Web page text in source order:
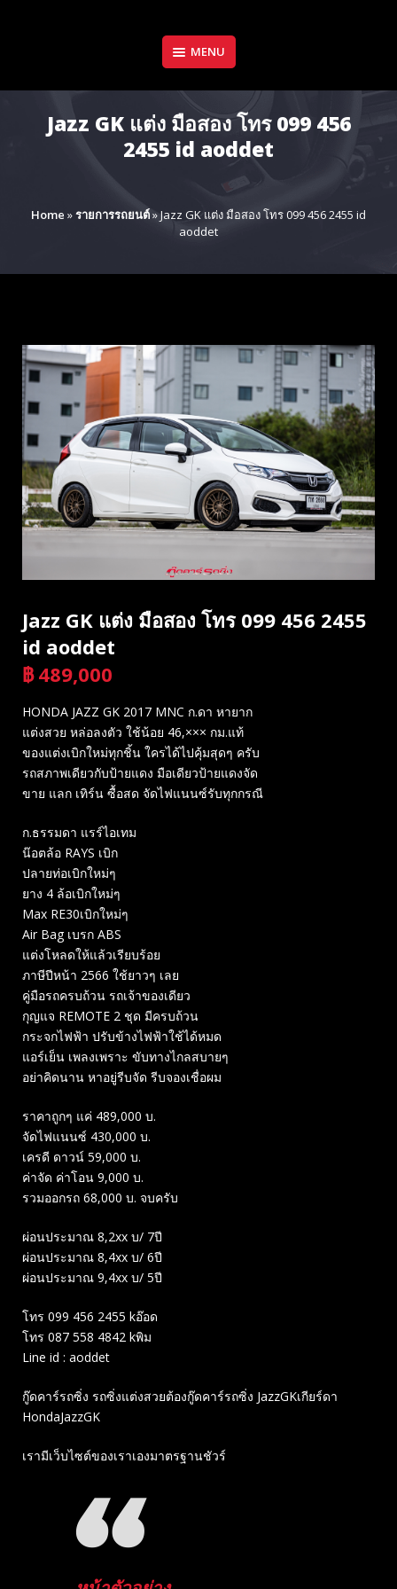
MENU
Jazz GK แต่ง มือสอง โทร 099 456
2455 id aoddet
Home »รายการรถยนต์»Jazz GK แต่ง มือสอง โทร 099 456 2455 id
aoddet
Jazz GK แต่ง มือสอง โทร 099 456 2455
id aoddet
฿ 489,000
HONDA JAZZ GK 2017 MNC ก.ดา หายาก
แต่งสวย หล่อลงตัว ใช้น้อย 46,××× กม.แท้
ของแต่งเบิกใหม่ทุกชิ้น ใครได้ไปคุ้มสุดๆ ครับ
รถสภาพเดียวกับป้ายแดง มือเดียวป้ายแดงจัด
ขาย แลก เทิร์น ซื้อสด จัดไฟแนนซ์รับทุกกรณี
ก.ธรรมดา แรร์ไอเทม
น๊อตล้อ RAYS เบิก
ปลายท่อเบิกใหม่ๆ
ยาง 4 ล้อเบิกใหม่ๆ
Max RE30เบิกใหม่ๆ
Air Bag เบรก ABS
แต่งโหลดให้แล้วเรียบร้อย
ภาษีปีหน้า 2566 ใช้ยาวๆ เลย
คู่มือรถครบถ้วน รถเจ้าของเดียว
กุญแจ REMOTE 2 ชุด มีครบถ้วน
กระจกไฟฟ้า ปรับข้างไฟฟ้าใช้ได้หมด
แอร์เย็น เพลงเพราะ ขับทางไกลสบายๆ
อย่าคิดนาน หาอยู่รีบจัด รีบจองเชื่อผม
ราคาถูกๆ แค่ 489,000 บ.
จัดไฟแนนซ์ 430,000 บ.
เครดี ดาวน์ 59,000 บ.
ค่าจัด ค่าโอน 9,000 บ.
รวมออกรถ 68,000 บ. จบครับ
ผ่อนประมาณ 8,2xx บ/ 7ปี
ผ่อนประมาณ 8,4xx บ/ 6ปี
ผ่อนประมาณ 9,4xx บ/ 5ปี
โทร 099 456 2455 kอ๊อด
โทร 087 558 4842 kพิม
Line id : aoddet
กู๊ดคาร์รถซิ่ง รถซิ่งแต่งสวยต้องกู๊ดคาร์รถซิ่ง JazzGKเกียร์ดา
HondaJazzGK
เรามีเว็บไซต์ของเราเองมาตรฐานชัวร์